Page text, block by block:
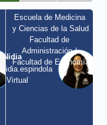
Nidia
nidia.espindola
/ Virtual
Escuela de Medicina
y Ciencias de la Salud
Facultad de
Administración /
Facultad de Economía